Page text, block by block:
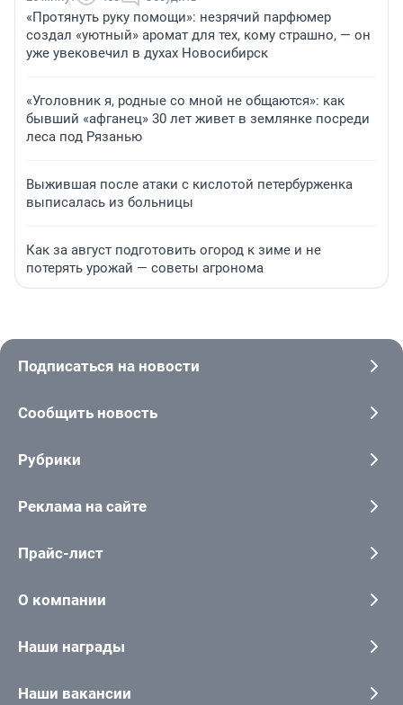
«Протянуть руку помощи»: незрячий парфюмер
создал «уютный» аромат для тех, кому страшно, — он
уже увековечил в духах Новосибирск
«Уголовник я, родные со мной не общаются»: как
бывший «афганец» 30 лет живет в землянке посреди
леса под Рязанью
Выжившая после атаки с кислотой петербурженка
выписалась из больницы
Как за август подготовить огород к зиме и не
потерять урожай — советы агронома
Подписаться на новости
Сообщить новость
Рубрики
Реклама на сайте
Прайс-лист
О компании
Наши награды
Наши вакансии